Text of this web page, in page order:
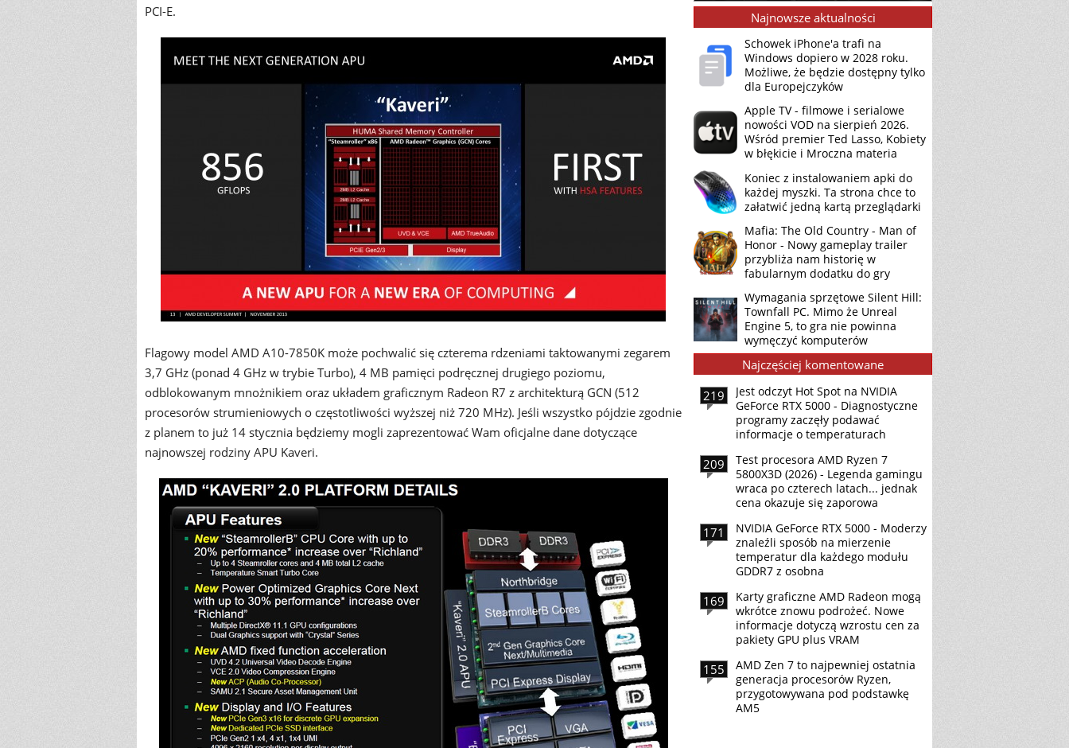
PCI-E.
Flagowy model AMD A10-7850K może pochwalić się czterema rdzeniami taktowanymi zegarem
3,7 GHz (ponad 4 GHz w trybie Turbo), 4 MB pamięci podręcznej drugiego poziomu,
odblokowanym mnożnikiem oraz układem graficznym Radeon R7 z architekturą GCN (512
procesorów strumieniowych o częstotliwości wyższej niż 720 MHz). Jeśli wszystko pójdzie zgodnie
z planem to już 14 stycznia będziemy mogli zaprezentować Wam oficjalne dane dotyczące
najnowszej rodziny APU Kaveri.
Najnowsze aktualności
Schowek iPhone'a trafi na
Windows dopiero w 2028 roku.
Możliwe, że będzie dostępny tylko
dla Europejczyków
Apple TV - filmowe i serialowe
nowości VOD na sierpień 2026.
Wśród premier Ted Lasso, Kobiety
w błękicie i Mroczna materia
Koniec z instalowaniem apki do
każdej myszki. Ta strona chce to
załatwić jedną kartą przeglądarki
Mafia: The Old Country - Man of
Honor - Nowy gameplay trailer
przybliża nam historię w
fabularnym dodatku do gry
Wymagania sprzętowe Silent Hill:
Townfall PC. Mimo że Unreal
Engine 5, to gra nie powinna
wymęczyć komputerów
Najczęściej komentowane
219
Jest odczyt Hot Spot na NVIDIA
GeForce RTX 5000 - Diagnostyczne
programy zaczęły podawać
informacje o temperaturach
209
Test procesora AMD Ryzen 7
5800X3D (2026) - Legenda gamingu
wraca po czterech latach... jednak
cena okazuje się zaporowa
171
NVIDIA GeForce RTX 5000 - Moderzy
znaleźli sposób na mierzenie
temperatur dla każdego modułu
GDDR7 z osobna
169
Karty graficzne AMD Radeon mogą
wkrótce znowu podrożeć. Nowe
informacje dotyczą wzrostu cen za
pakiety GPU plus VRAM
155
AMD Zen 7 to najpewniej ostatnia
generacja procesorów Ryzen,
przygotowywana pod podstawkę
AM5